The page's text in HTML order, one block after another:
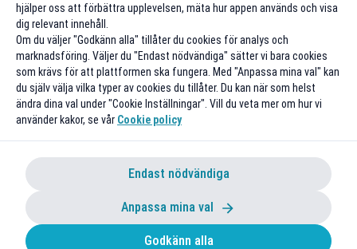
hjälper oss att förbättra upplevelsen, mäta hur appen används och visa
dig relevant innehåll.
Om du väljer "Godkänn alla" tillåter du cookies för analys och
marknadsföring. Väljer du "Endast nödvändiga" sätter vi bara cookies
som krävs för att plattformen ska fungera. Med "Anpassa mina val" kan
du själv välja vilka typer av cookies du tillåter. Du kan när som helst
ändra dina val under "Cookie Inställningar". Vill du veta mer om hur vi
använder kakor, se vår Cookie policy
Endast nödvändiga
Anpassa mina val
Godkänn alla